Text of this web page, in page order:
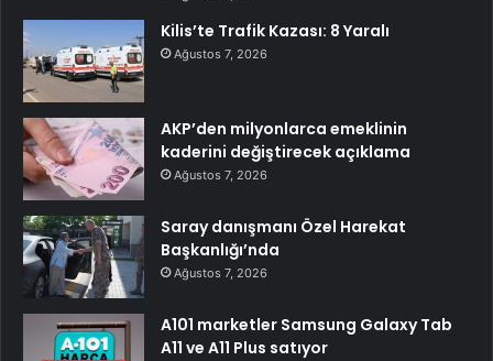
Kilis’te Trafik Kazası: 8 Yaralı
Ağustos 7, 2026
AKP’den milyonlarca emeklinin
kaderini değiştirecek açıklama
Ağustos 7, 2026
Saray danışmanı Özel Harekat
Başkanlığı’nda
Ağustos 7, 2026
A101 marketler Samsung Galaxy Tab
A11 ve A11 Plus satıyor